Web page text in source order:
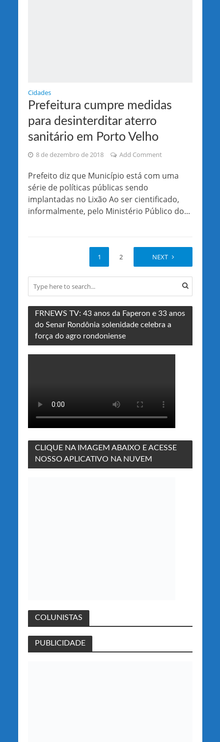
Cidades
Prefeitura cumpre medidas
para desinterditar aterro
sanitário em Porto Velho
8 de dezembro de 2018 Add Comment
Prefeito diz que Município está com uma
série de políticas públicas sendo
implantadas no Lixão Ao ser cientificado,
informalmente, pelo Ministério Público do...
1 2 NEXT
FRNEWS TV: 43 anos da Faperon e 33 anos
do Senar Rondônia solenidade celebra a
força do agro rondoniense
CLIQUE NA IMAGEM ABAIXO E ACESSE
NOSSO APLICATIVO NA NUVEM
COLUNISTAS
PUBLICIDADE